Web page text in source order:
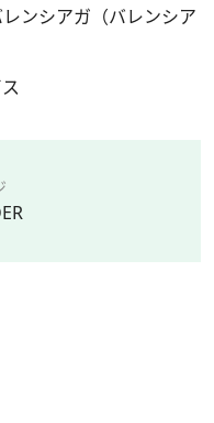
ンシアガ（バレンシア